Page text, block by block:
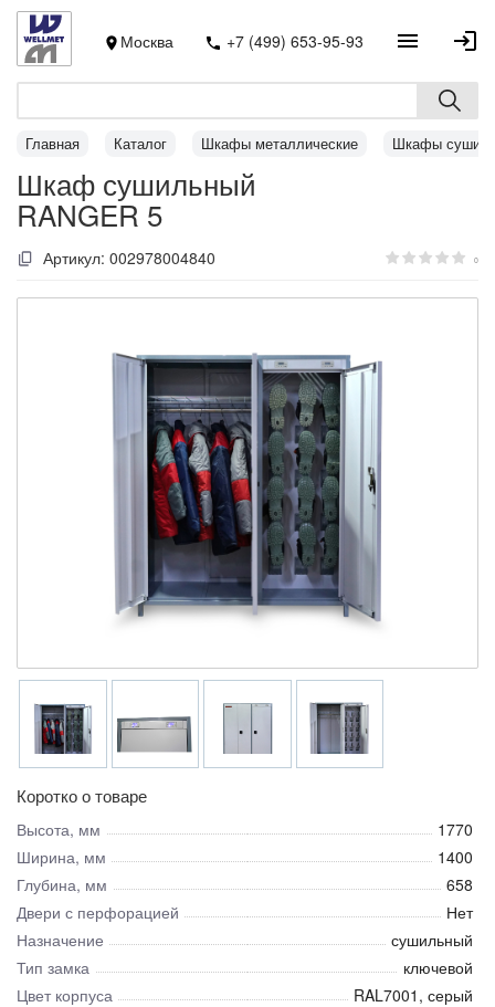
Москва +7 (499) 653-95-93
Главная Каталог Шкафы металлические Шкафы
Шкаф сушильный
RANGER 5
Артикул: 002978004840 0
Коротко о товаре
Высота, мм
1770
Ширина, мм
1400
Глубина, мм
658
Двери с перфорацией
Нет
Назначение
сушильный
Тип замка
ключевой
Цвет корпуса
RAL7001, серый